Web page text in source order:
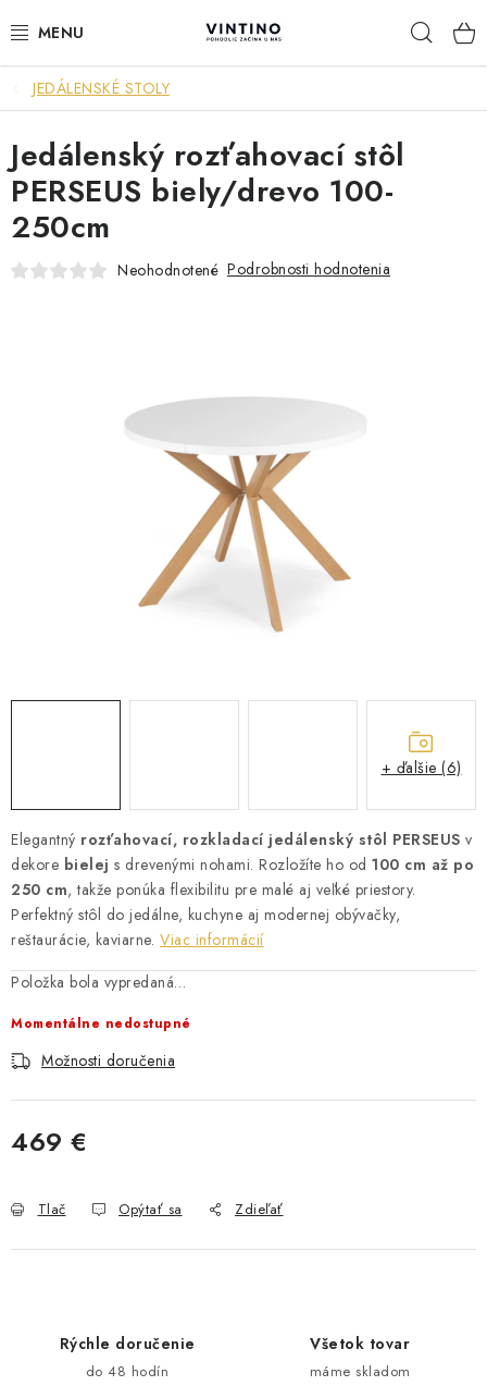
na
NÁBYTOK
VÝPREDAJ
ZÁVESNÉ HOJDACIE KRESLÁ
JEDÁLENSKÉ ZOSTAVY
FAQ - NAJČASTEJŠIE OTÁZKY
Všeobecné obchodné podmienky
Reklamácia vrátenie tovaru
Kontakty
JEDÁLENSKÉ STOLY
Elegantný rozťahovací, rozkladací jedálenský stôl PERSEUS v
dekore bielej s drevenými nohami. Rozložíte ho od 100 cm až po
250 cm, takže ponúka flexibilitu pre malé aj veľké priestory.
Perfektný stôl do jedálne, kuchyne aj modernej obývačky,
reštaurácie, kaviarne. Viac informácií
Položka bola vypredaná…
Momentálne nedostupné
Možnosti doručenia
469 €
Tlač Opýtať sa Zdieľať
Jedálenský rozťahovací stôl
PERSEUS biely/drevo 100-
250cm
Neohodnotené Podrobnosti hodnotenia
+ ďalšie (6)
Rýchle doručenie
do 48 hodín
Všetok tovar
máme skladom